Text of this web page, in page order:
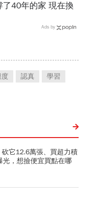
了40年的家 現在換
Ads by
認真
學習
它12.6萬張、買超力積
，想撿便宜買點在哪